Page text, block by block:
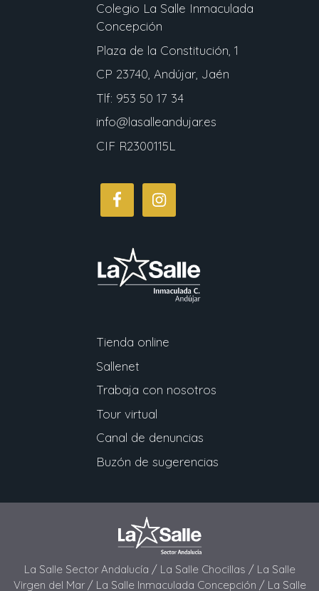
Colegio La Salle Inmaculada
Concepción
Plaza de la Constitución, 1
CP 23740, Andújar, Jaén
Tlf: 953 50 17 34
info@lasalleandujar.es
CIF R2300115L
Tienda online
Sallenet
Trabaja con nosotros
Tour virtual
Canal de denuncias
Buzón de sugerencias
La Salle Sector Andalucía / La Salle Chocillas / La Salle
Virgen del Mar / La Salle Inmaculada Concepción / La Salle